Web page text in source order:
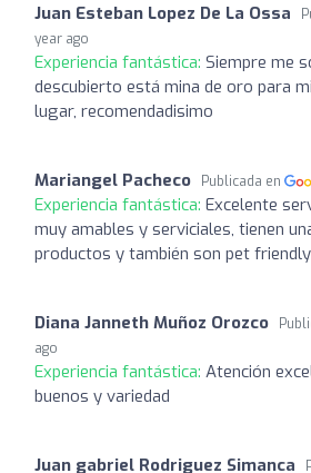
Juan Esteban Lopez De La Ossa
year ago
Experiencia fantástica: Siempre me
descubierto está mina de oro para
lugar, recomendadisimo
Mariangel Pacheco Publicada en
Experiencia fantástica: Excelente
muy amables y serviciales, tienen
productos y también son pet
Diana Janneth Muñoz Orozco
ago
Experiencia fantástica: Atención
buenos y variedad
Juan gabriel Rodriguez Simanca